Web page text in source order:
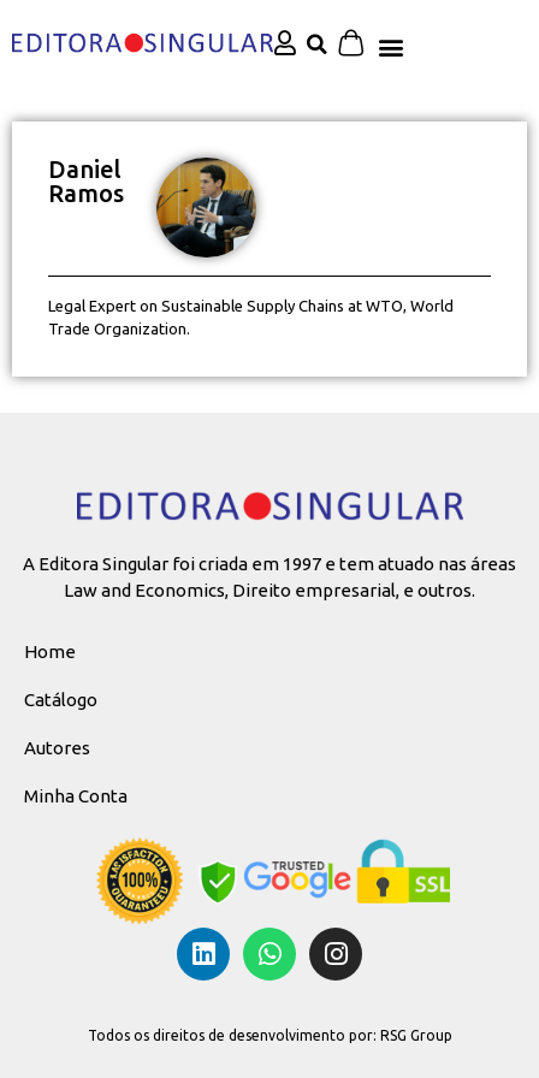
Daniel
Ramos
Legal Expert on Sustainable Supply Chains at WTO, World
Trade Organization.
A Editora Singular foi criada em 1997 e tem atuado nas áreas
Law and Economics, Direito empresarial, e outros.
Home
Catálogo
Autores
Minha Conta
Todos os direitos de desenvolvimento por: RSG Group